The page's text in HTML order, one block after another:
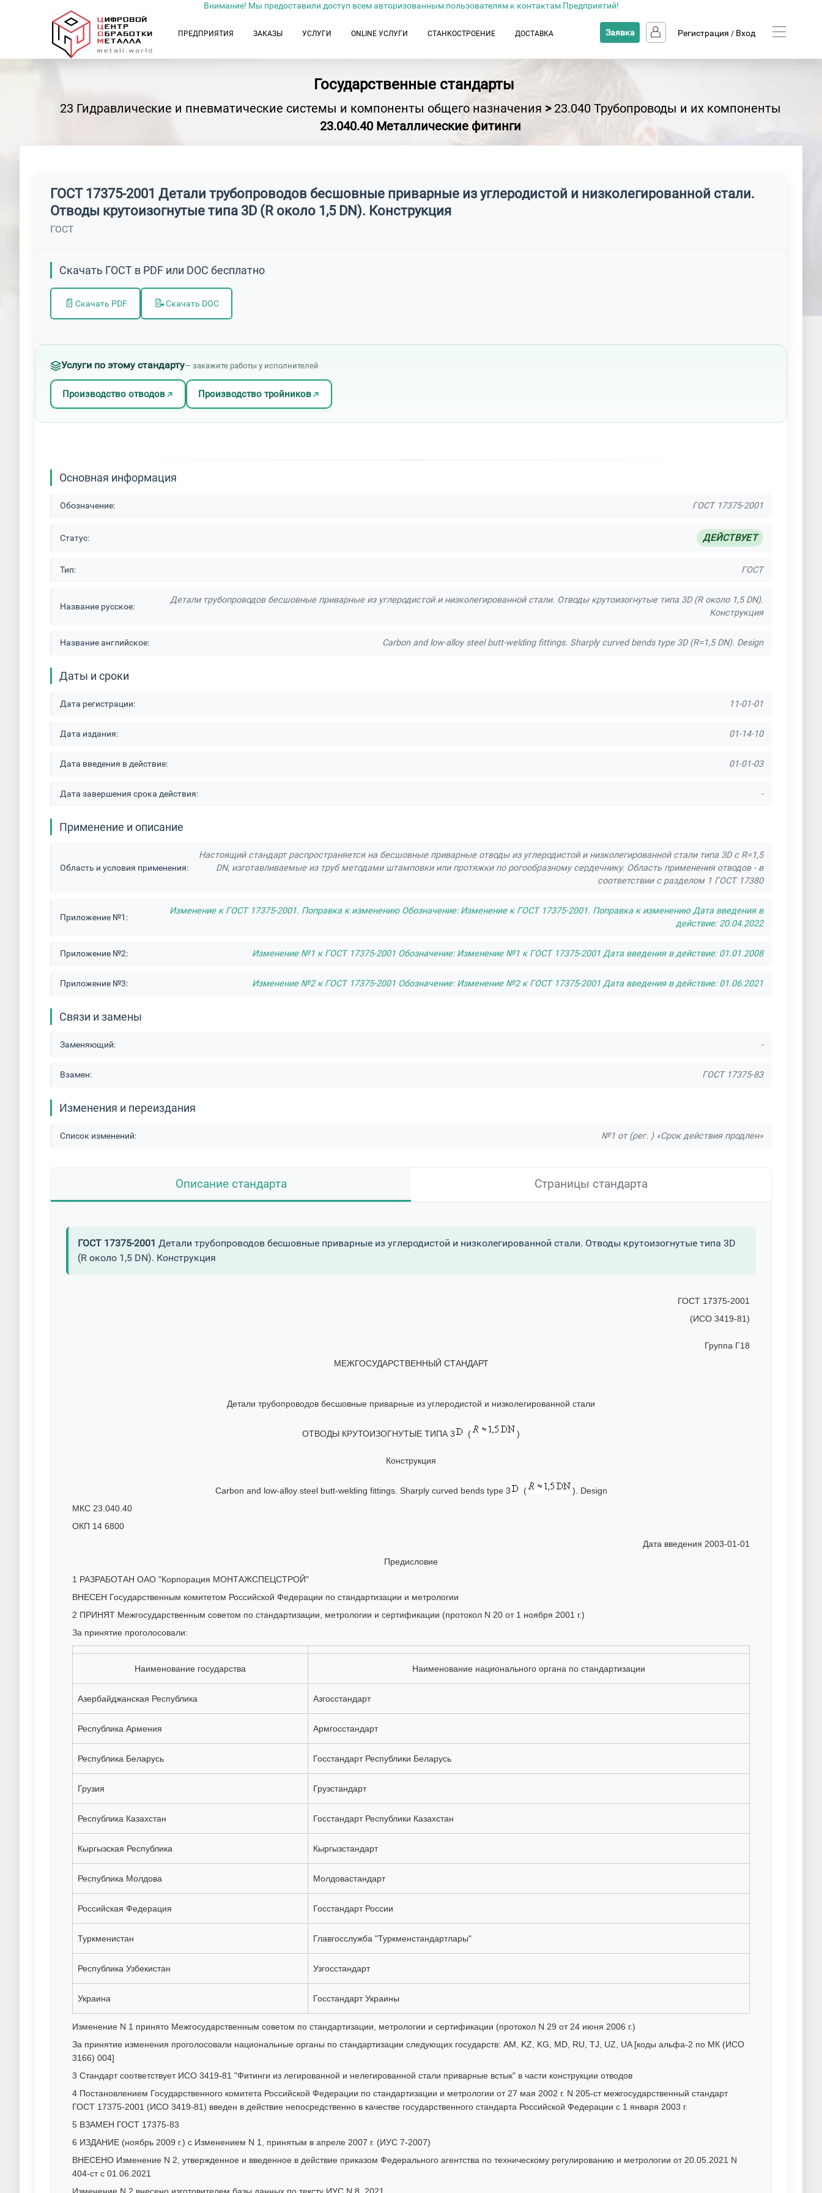
Внимание! Мы предоставили доступ всем авторизованным пользователям к контактам Предприятий!
ПРЕДПРИЯТИЯ ЗАКАЗЫ УСЛУГИ ONLINE УСЛУГИ СТАНКОСТРОЕНИЕ ДОСТАВКА Заявка Регистрация / Вход
Государственные стандарты
23 Гидравлические и пневматические системы и компоненты общего назначения > 23.040 Трубопроводы и их компоненты
23.040.40 Металлические фитинги
ГОСТ 17375-2001 Детали трубопроводов бесшовные приварные из углеродистой и низколегированной стали.
Отводы крутоизогнутые типа 3D (R около 1,5 DN). Конструкция
ГОСТ
Скачать ГОСТ в PDF или DOC бесплатно
📄 Скачать PDF 📝Скачать DOC
Услуги по этому стандарту— закажите работы у исполнителей
Производство отводов Производство тройников
Основная информация
Обозначение: ГОСТ 17375-2001
Статус: ДЕЙСТВУЕТ
Тип: ГОСТ
Название русское:
Детали трубопроводов бесшовные приварные из углеродистой и низколегированной стали. Отводы крутоизогнутые типа 3D (R около 1,5 DN).
Конструкция
Название английское: Carbon and low-alloy steel butt-welding fittings. Sharply curved bends type 3D (R=1,5 DN). Design
Даты и сроки
Дата регистрации: 11-01-01
Дата издания: 01-14-10
Дата введения в действие: 01-01-03
Дата завершения срока действия: -
Применение и описание
Область и условия применения:
Настоящий стандарт распространяется на бесшовные приварные отводы из углеродистой и низколегированной стали типа 3D c R=1,5
DN, изготавливаемые из труб методами штамповки или протяжки по рогообразному сердечнику. Область применения отводов - в
соответствии с разделом 1 ГОСТ 17380
Приложение №1:
Изменение к ГОСТ 17375-2001. Поправка к изменению Обозначение: Изменение к ГОСТ 17375-2001. Поправка к изменению Дата введения в
действие: 20.04.2022
Приложение №2: Изменение №1 к ГОСТ 17375-2001 Обозначение: Изменение №1 к ГОСТ 17375-2001 Дата введения в действие: 01.01.2008
Приложение №3: Изменение №2 к ГОСТ 17375-2001 Обозначение: Изменение №2 к ГОСТ 17375-2001 Дата введения в действие: 01.06.2021
Связи и замены
Заменяющий: -
Взамен: ГОСТ 17375-83
Изменения и переиздания
Список изменений: №1 от (рег. ) «Срок действия продлен»
Описание стандарта Страницы стандарта
ГОСТ 17375-2001 Детали трубопроводов бесшовные приварные из углеродистой и низколегированной стали. Отводы крутоизогнутые типа 3D
(R около 1,5 DN). Конструкция